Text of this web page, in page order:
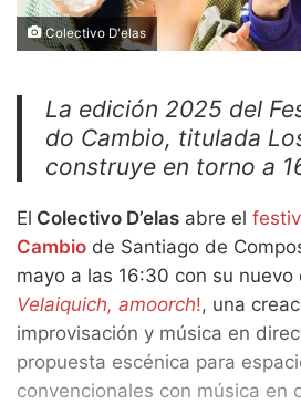
Colectivo D'elas
La edición 2025 del
do Cambio, titulada
construye en torno a
El Colectivo D’elas abre el
Cambio de Santiago de
mayo a las 16:30 con su nuevo
Velaiquich, amoorch!, una
improvisación y música en
propuesta escénica para
convencionales con música en